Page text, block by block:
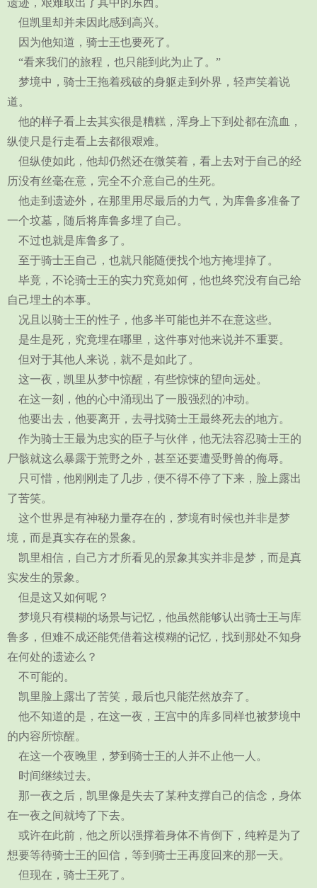
遗迹，艰难取出了其中的东西。
但凯里却并未因此感到高兴。
因为他知道，骑士王也要死了。
“看来我们的旅程，也只能到此为止了。”
梦境中，骑士王拖着残破的身躯走到外界，轻声笑着说
道。
他的样子看上去其实很是糟糕，浑身上下到处都在流血，
纵使只是行走看上去都很艰难。
但纵使如此，他却仍然还在微笑着，看上去对于自己的经
历没有丝毫在意，完全不介意自己的生死。
他走到遗迹外，在那里用尽最后的力气，为库鲁多准备了
一个坟墓，随后将库鲁多埋了自己。
不过也就是库鲁多了。
至于骑士王自己，也就只能随便找个地方掩埋掉了。
毕竟，不论骑士王的实力究竟如何，他也终究没有自己给
自己埋土的本事。
况且以骑士王的性子，他多半可能也并不在意这些。
是生是死，究竟埋在哪里，这件事对他来说并不重要。
但对于其他人来说，就不是如此了。
这一夜，凯里从梦中惊醒，有些惊悚的望向远处。
在这一刻，他的心中涌现出了一股强烈的冲动。
他要出去，他要离开，去寻找骑士王最终死去的地方。
作为骑士王最为忠实的臣子与伙伴，他无法容忍骑士王的
尸骸就这么暴露于荒野之外，甚至还要遭受野兽的侮辱。
只可惜，他刚刚走了几步，便不得不停了下来，脸上露出
了苦笑。
这个世界是有神秘力量存在的，梦境有时候也并非是梦
境，而是真实存在的景象。
凯里相信，自己方才所看见的景象其实并非是梦，而是真
实发生的景象。
但是这又如何呢？
梦境只有模糊的场景与记忆，他虽然能够认出骑士王与库
鲁多，但难不成还能凭借着这模糊的记忆，找到那处不知身
在何处的遗迹么？
不可能的。
凯里脸上露出了苦笑，最后也只能茫然放弃了。
他不知道的是，在这一夜，王宫中的库多同样也被梦境中
的内容所惊醒。
在这一个夜晚里，梦到骑士王的人并不止他一人。
时间继续过去。
那一夜之后，凯里像是失去了某种支撑自己的信念，身体
在一夜之间就垮了下去。
或许在此前，他之所以强撑着身体不肯倒下，纯粹是为了
想要等待骑士王的回信，等到骑士王再度回来的那一天。
但现在，骑士王死了。